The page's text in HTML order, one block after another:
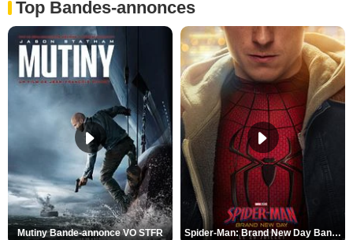
Top Bandes-annonces
Mutiny Bande-annonce VO STFR Spider-Man: Brand New Day Bande-annonce VO STFR